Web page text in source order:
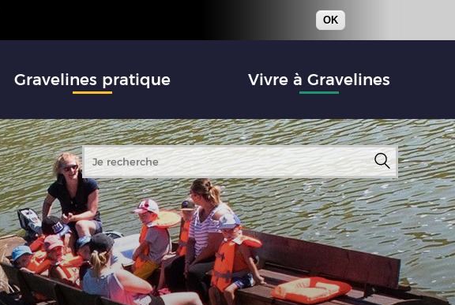
OK
Gravelines pratique Vivre à Gravelines